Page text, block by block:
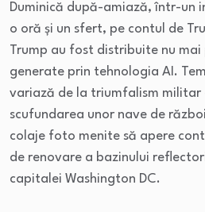
Duminică după-amiază, într-un
o oră și un sfert, pe contul de
Trump au fost distribuite nu mai
generate prin tehnologia AI.
variază de la triumfalism
scufundarea unor nave de
colaje foto menite să apere
de renovare a bazinului
capitalei Washington DC.